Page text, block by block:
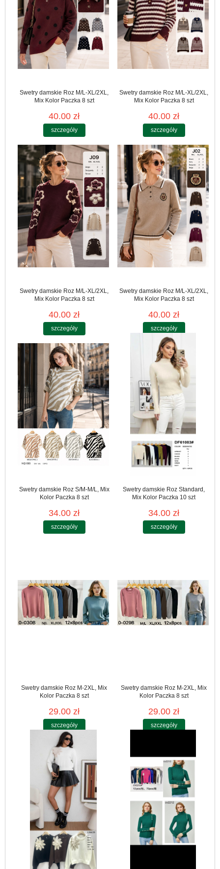
Swetry damskie Roz M/L-XL/2XL,
Mix Kolor Paczka 8 szt
40.00 zł
szczegóły
Swetry damskie Roz M/L-XL/2XL,
Mix Kolor Paczka 8 szt
40.00 zł
szczegóły
Swetry damskie Roz M/L-XL/2XL,
Mix Kolor Paczka 8 szt
40.00 zł
szczegóły
Swetry damskie Roz M/L-XL/2XL,
Mix Kolor Paczka 8 szt
40.00 zł
szczegóły
Swetry damskie Roz S/M-M/L, Mix
Kolor Paczka 8 szt
34.00 zł
szczegóły
Swetry damskie Roz Standard,
Mix Kolor Paczka 10 szt
34.00 zł
szczegóły
Swetry damskie Roz M-2XL, Mix
Kolor Paczka 8 szt
29.00 zł
szczegóły
Swetry damskie Roz M-2XL, Mix
Kolor Paczka 8 szt
29.00 zł
szczegóły